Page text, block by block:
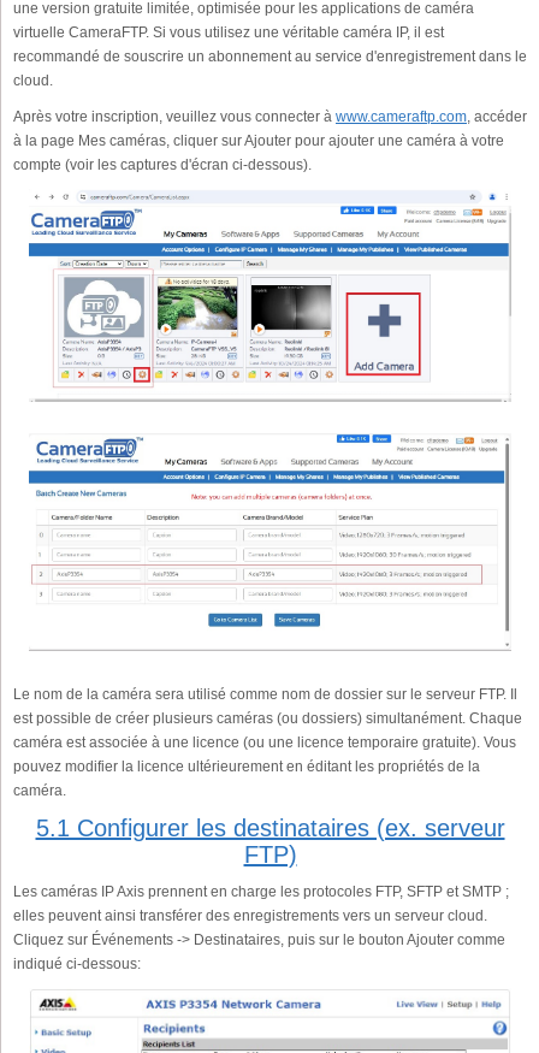
une version gratuite limitée, optimisée pour les applications de caméra
virtuelle CameraFTP. Si vous utilisez une véritable caméra IP, il est
recommandé de souscrire un abonnement au service d'enregistrement dans le
cloud.
Après votre inscription, veuillez vous connecter à www.cameraftp.com , accéder
à la page Mes caméras, cliquer sur Ajouter pour ajouter une caméra à votre
compte (voir les captures d'écran ci-dessous).
Le nom de la caméra sera utilisé comme nom de dossier sur le serveur FTP. Il
est possible de créer plusieurs caméras (ou dossiers) simultanément. Chaque
caméra est associée à une licence (ou une licence temporaire gratuite). Vous
pouvez modifier la licence ultérieurement en éditant les propriétés de la
caméra.
5.1 Configurer les destinataires (ex. serveur
FTP)
Les caméras IP Axis prennent en charge les protocoles FTP, SFTP et SMTP ;
elles peuvent ainsi transférer des enregistrements vers un serveur cloud.
Cliquez sur Événements -> Destinataires, puis sur le bouton Ajouter comme
indiqué ci-dessous: